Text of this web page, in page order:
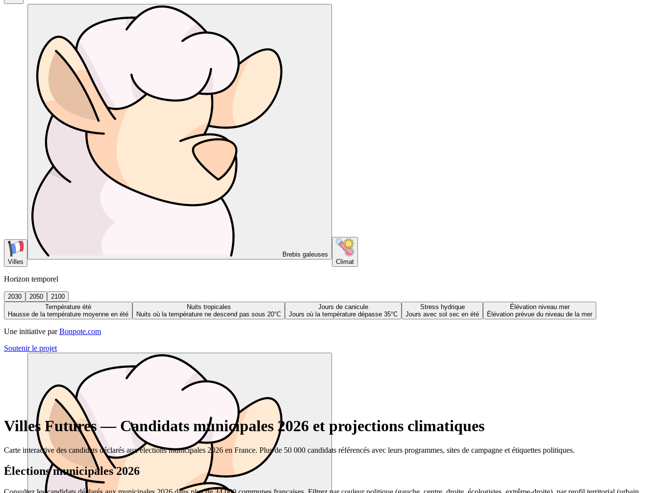
Villes
Brebis galeuses
Climat
Horizon temporel
2030 2050
2100
Température été
Hausse de la température moyenne en été
Nuits tropicales
Nuits où la température ne descend pas sous 20°C
Jours de canicule
Jours où la température dépasse 35°C
Stress hydrique
Jours avec sol sec en été
Élévation niveau mer
Élévation prévue du niveau de la mer
Une initiative par Bonpote.com
Soutenir le projet
Villes Futures — Candidats municipales 2026 et projections climatiques
Carte interactive des candidats déclarés aux élections municipales 2026 en France. Plus de 50 000 candidats référencés avec leurs programmes, sites de campagne et étiquettes politiques.
Élections municipales 2026